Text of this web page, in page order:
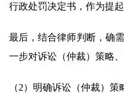
行政处罚决定书，作为提
最后，结合律师判断，确
一步对诉讼（仲裁）策略
（2）明确诉讼（仲裁）策